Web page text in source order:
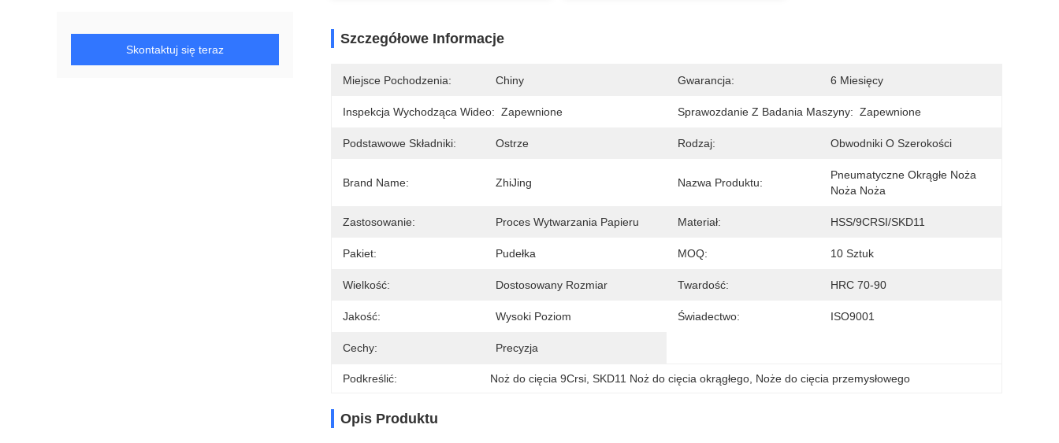
Skontaktuj się teraz
Szczegółowe Informacje
Miejsce Pochodzenia: Chiny Gwarancja: 6 Miesięcy
Inspekcja Wychodząca Wideo: Zapewnione Sprawozdanie Z Badania Maszyny: Zapewnione
Podstawowe Składniki: Ostrze Rodzaj: Obwodniki O Szerokości
Brand Name: ZhiJing Nazwa Produktu:
Pneumatyczne Okrągłe Noża
Noża Noża
Zastosowanie: Proces Wytwarzania Papieru Materiał: HSS/9CRSI/SKD11
Pakiet: Pudełka MOQ: 10 Sztuk
Wielkość: Dostosowany Rozmiar Twardość: HRC 70-90
Jakość: Wysoki Poziom Świadectwo: ISO9001
Cechy: Precyzja
Podkreślić: Noż do cięcia 9Crsi , SKD11 Noż do cięcia okrągłego Noże do cięcia przemysłowego
Opis Produktu